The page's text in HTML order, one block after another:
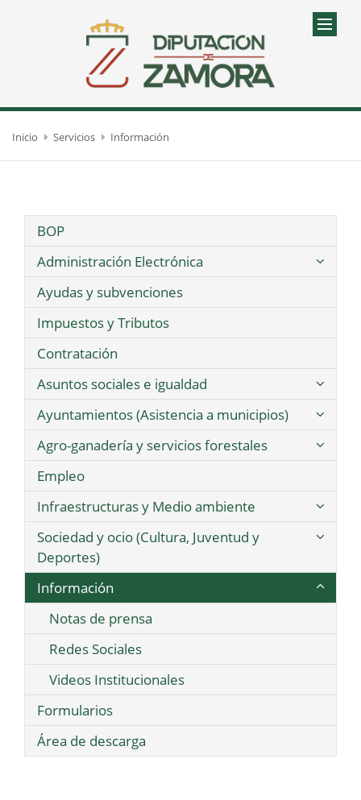
Inicio Servicios Información
BOP
Administración Electrónica
Ayudas y subvenciones
Impuestos y Tributos
Contratación
Asuntos sociales e igualdad
Ayuntamientos (Asistencia a municipios)
Agro-ganadería y servicios forestales
Empleo
Infraestructuras y Medio ambiente
Sociedad y ocio (Cultura, Juventud y
Deportes)
Información
Notas de prensa
Redes Sociales
Videos Institucionales
Formularios
Área de descarga